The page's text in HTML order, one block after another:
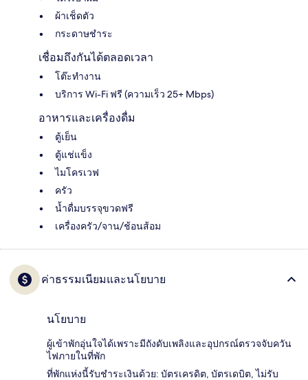
ผ้าเช็ดตัว
กระดาษชำระ
เชื่อมถึงกันได้ตลอดเวลา
โต๊ะทำงาน
บริการ Wi-Fi ฟรี (ความเร็ว 25+ Mbps)
อาหารและเครื่องดื่ม
ตู้เย็น
ตู้แช่แข็ง
ไมโครเวฟ
ครัว
น้ำดื่มบรรจุขวดฟรี
เครื่องครัว/จาน/ช้อนส้อม
ค่าธรรมเนียมและนโยบาย
นโยบาย
ผู้เข้าพักอุ่นใจได้เพราะมีถังดับเพลิงและอุปกรณ์ตรวจจับควัน
ไฟภายในที่พัก
ที่พักแห่งนี้รับชำระเงินด้วย: บัตรเครดิต, บัตรเดบิต, ไม่รับ